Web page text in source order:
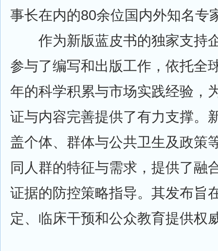
事长在内的80余位国内外知名专
作为新版蓝皮书的独家支持
参与了编写和出版工作，依托全
年的科学积累与市场实践经验，
证与内容完善提供了有力支撑。
盖个体、群体与公共卫生及政策
同人群的特征与需求，提供了融
证据的防控策略指导。其发布旨
定、临床干预和公众教育提供权